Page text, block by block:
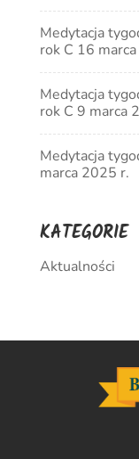
Medytacja
rok C 16
Medytacja
rok C 9 marca
Medytacja
marca 2025 r.
KATEGORIE
Aktualności